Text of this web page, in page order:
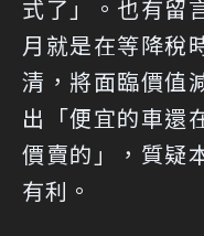
式了」。也有留
月就是在等降稅
清，將面臨價值
出「便宜的車還
價賣的」，質疑
有利。